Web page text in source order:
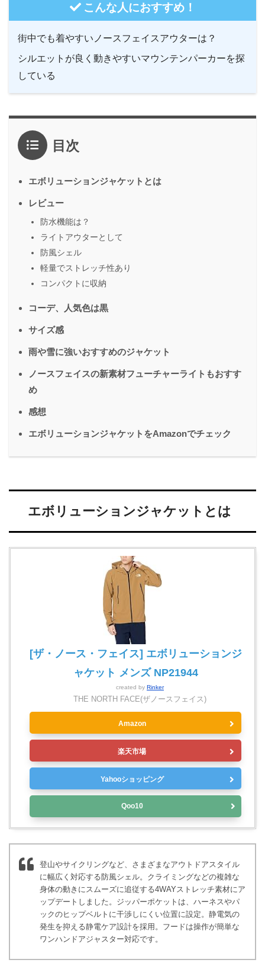
こんな人におすすめ！
街中でも着やすいノースフェイスアウターは？
シルエットが良く動きやすいマウンテンパーカーを探
している
目次
エボリューションジャケットとは
レビュー
防水機能は？
ライトアウターとして
防風シェル
軽量でストレッチ性あり
コンパクトに収納
コーデ、人気色は黒
サイズ感
雨や雪に強いおすすめのジャケット
ノースフェイスの新素材フューチャーライトもおすす
め
感想
エボリューションジャケットをAmazonでチェック
エボリューションジャケットとは
[ザ・ノース・フェイス] エボリューションジ
ャケット メンズ NP21944
created by Rinker
THE NORTH FACE(ザノースフェイス)
Amazon
楽天市場
Yahooショッピング
Qoo10
登山やサイクリングなど、さまざまなアウトドアスタイル
に幅広く対応する防風シェル。クライミングなどの複雑な
身体の動きにスムーズに追従する4WAYストレッチ素材にア
ップデートしました。ジッパーポケットは、ハーネスやパ
ックのヒップベルトに干渉しにくい位置に設定。静電気の
発生を抑える静電ケア設計を採用。フードは操作が簡単な
ワンハンドアジャスター対応です。